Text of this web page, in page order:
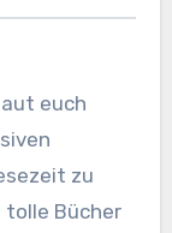
euch
zu
tolle Bücher